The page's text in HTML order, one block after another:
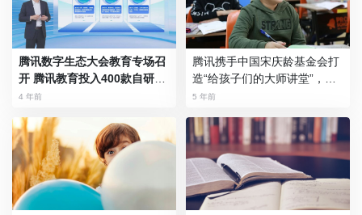
腾讯数字生态大会教育专场召
开 腾讯教育投入400款自研产
品助力教育数字化
4 年前
腾讯携手中国宋庆龄基金会打
造“给孩子们的大师讲堂”，各
产品青少年模式内容升级
5 年前